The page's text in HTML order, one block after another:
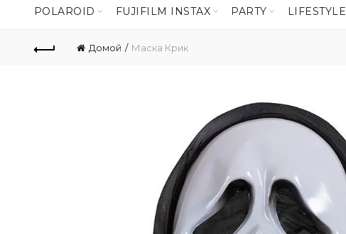
POLAROID FUJIFILM INSTAX PARTY LIFESTYLE
Домой Маска Крик